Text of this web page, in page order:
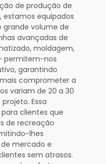
de produção de
estamos equipados
grande volume de
avançadas de
moldagem,
permitem-nos
garantindo
comprometer a
variam de 20 a 30
Essa
clientes que
de recreação
lhes
mercado e
sem atrasos.